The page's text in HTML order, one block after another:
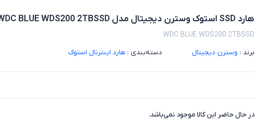
هارد SSD استوک وسترن دیجیتال مدل WDC BLUE WDS200 2TBSSD
WDC BLUE WDS200 2TBSSD
برند : وسترن دیجیتال دسته‌بندی : هارد اینترنال استوک
در حال حاضر این کالا موجود نمی‌باشد.